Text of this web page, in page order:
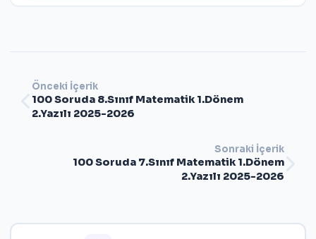
Önceki İçerik
100 Soruda 8.Sınıf Matematik 1.Dönem
2.Yazılı 2025-2026
Sonraki İçerik
100 Soruda 7.Sınıf Matematik 1.Dönem
2.Yazılı 2025-2026